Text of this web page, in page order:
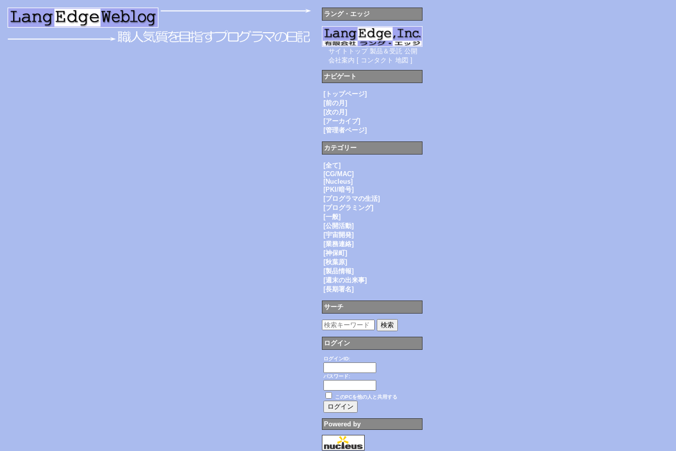
ラング・エッジ
サイトトップ 製品＆受託 公開
会社案内 [ コンタクト 地図 ]
ナビゲート
[トップページ]
[前の月]
[次の月]
[アーカイブ]
[管理者ページ]
カテゴリー
[全て]
[CG/MAC]
[Nucleus]
[PKI/暗号]
[プログラマの生活]
[プログラミング]
[一般]
[公開活動]
[宇宙開発]
[業務連絡]
[神保町]
[秋葉原]
[製品情報]
[週末の出来事]
[長期署名]
サーチ
ログイン
ログインID:
パスワード:
このPCを他の人と共用する
Powered by